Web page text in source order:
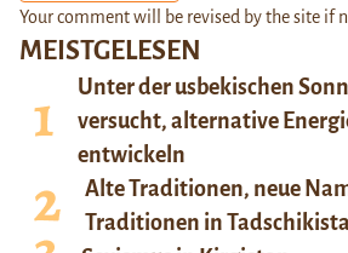
MEISTGELESEN
Unter der usbekischen
versucht, alternative
entwickeln
Alte Traditionen, neue
Traditionen in
Your comment will be revised by the site if